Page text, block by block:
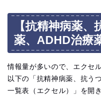
【抗精神病薬
薬、ADHD治療
情報量が多いので、エクセ
以下の「抗精神病薬、抗う
一覧表（エクセル）」を開